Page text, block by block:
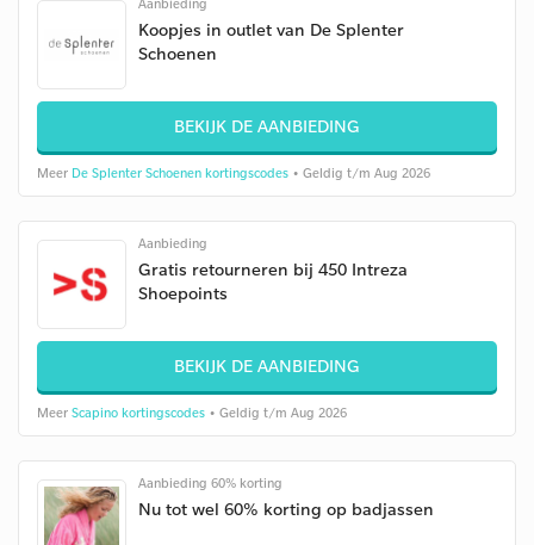
Aanbieding
Koopjes in outlet van De Splenter
Schoenen
BEKIJK DE AANBIEDING
Meer De Splenter Schoenen kortingscodes • Geldig t/m Aug 2026
Aanbieding
Gratis retourneren bij 450 Intreza
Shoepoints
BEKIJK DE AANBIEDING
Meer Scapino kortingscodes • Geldig t/m Aug 2026
Aanbieding 60% korting
Nu tot wel 60% korting op badjassen